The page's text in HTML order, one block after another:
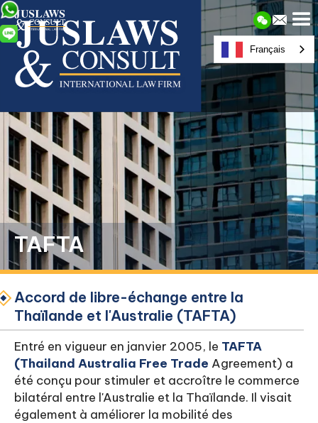
TAFTA
Accord de libre-échange entre la
Thaïlande et l'Australie (TAFTA)
Entré en vigueur en janvier 2005, le TAFTA
(Thailand Australia Free Trade Agreement) a
été conçu pour stimuler et accroître le commerce
bilatéral entre l'Australie et la Thaïlande. Il visait
également à améliorer la mobilité des
Français